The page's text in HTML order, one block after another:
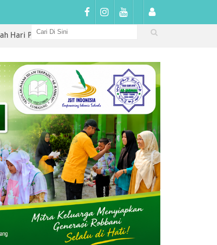
di SDIT Arrahmah: Sambutan Hangat, Penguatan